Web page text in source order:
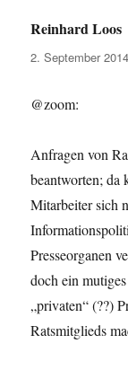
Reinhard Loos
2. September
@zoom:
Anfragen von
beantworten; da
Mitarbeiter sich
Presseorganen
doch ein
„privaten“ (??)
Ratsmitglieds